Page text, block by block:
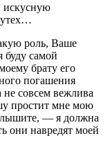
утех…
роль, Ваше
самой
брату его
погашения
совсем вежлива
простит мне мою
— я должна
они навредят моей